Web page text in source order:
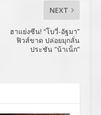
NEXT
ฮาแย่งซีน! “โบวี่-อัฐมา”
ฟิวส์ขาด ปล่อยมุกลั่น
ประชัน “น้าเน็ก”